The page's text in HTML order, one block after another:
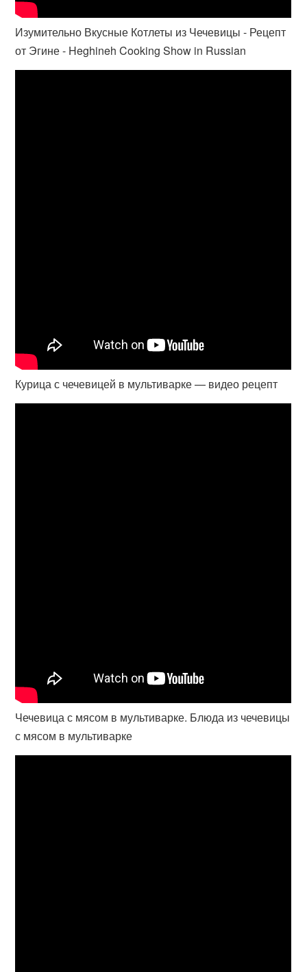
Изумительно Вкусные Котлеты из Чечевицы - Рецепт
от Эгине - Heghineh Cooking Show in Russian
Курица с чечевицей в мультиварке — видео рецепт
Чечевица с мясом в мультиварке. Блюда из чечевицы
с мясом в мультиварке